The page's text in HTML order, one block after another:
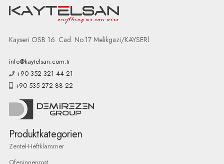
Kayseri OSB 16. Cad. No:17 Melikgazi/KAYSERİ
info@kaytelsan.com.tr
+90 352 321 44 21
+90 535 272 88 22
Produktkategorien
Zentel-Heftklammer